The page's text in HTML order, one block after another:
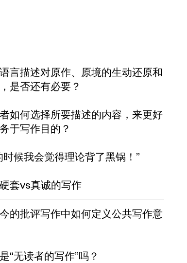
言描述对原作、原境的生动还原和
是否还有必要？
如何选择所要描述的内容，来更好
于写作目的？
时候我会觉得理论背了黑锅！”
套vs真诚的写作
的批评写作中如何定义公共写作意
“无读者的写作”吗？